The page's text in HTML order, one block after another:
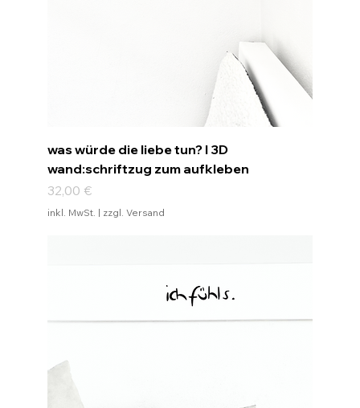
was würde die liebe tun? I 3D
wand:schriftzug zum aufkleben
Preis
32,00 €
inkl. MwSt. | zzgl. Versand